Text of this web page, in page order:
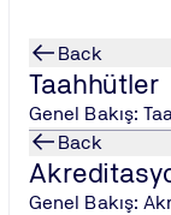
Back
Taahhütler
Genel Bakış:
Back
Genel Bakış:
ve Ambalaj Ma
Bilgilendirme